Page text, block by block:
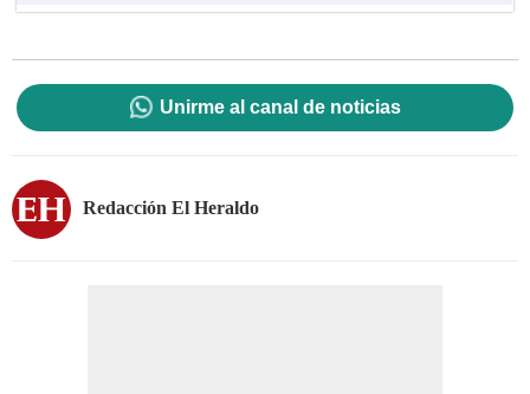
Unirme al canal de noticias
Redacción El Heraldo